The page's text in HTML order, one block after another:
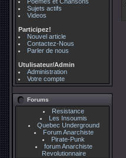
Sujets actifs
Videos
Participez!
Nouvel article
Contactez-Nous
Parler de nous
Utulisateur/Admin
Administration
Votre compte
Forums
Resistance
Les Insoumis
Quebec Underground
Forum Anarchiste
Pirate-Punk
forum Anarchiste
Revolutionnaire